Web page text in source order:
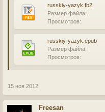
russkiy-yazyk.fb2
Размер файла:
Просмотров:
russkiy-yazyk.epub
Размер файла:
Просмотров:
15 ноя 2012
Freesan